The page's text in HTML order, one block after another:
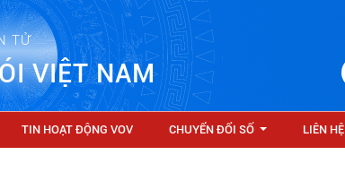
TỬ
VIỆT NAM
TIN HOẠT ĐỘNG VOV CHUYỂN ĐỔI SỐ LIÊN HỆ